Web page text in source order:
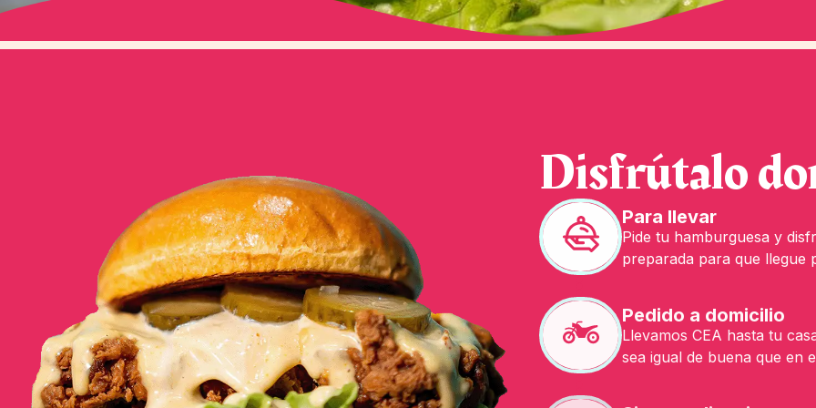
Disfrútalo
Para llevar
Pide tu hamburguesa y
preparada para que llegue
Pedido a domicilio
Llevamos CEA hasta tu
sea igual de buena que en